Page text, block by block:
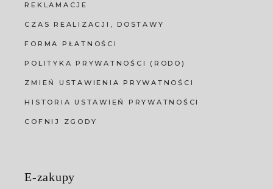
REKLAMACJE
CZAS REALIZACJI, DOSTAWY
FORMA PŁATNOŚCI
POLITYKA PRYWATNOŚCI (RODO)
ZMIEŃ USTAWIENIA PRYWATNOŚCI
HISTORIA USTAWIEŃ PRYWATNOŚCI
COFNIJ ZGODY
E-zakupy